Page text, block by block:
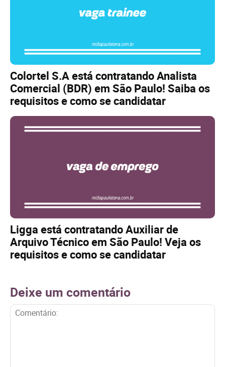
Colortel S.A está contratando Analista
Comercial (BDR) em São Paulo! Saiba os
requisitos e como se candidatar
Ligga está contratando Auxiliar de
Arquivo Técnico em São Paulo! Veja os
requisitos e como se candidatar
Deixe um comentário